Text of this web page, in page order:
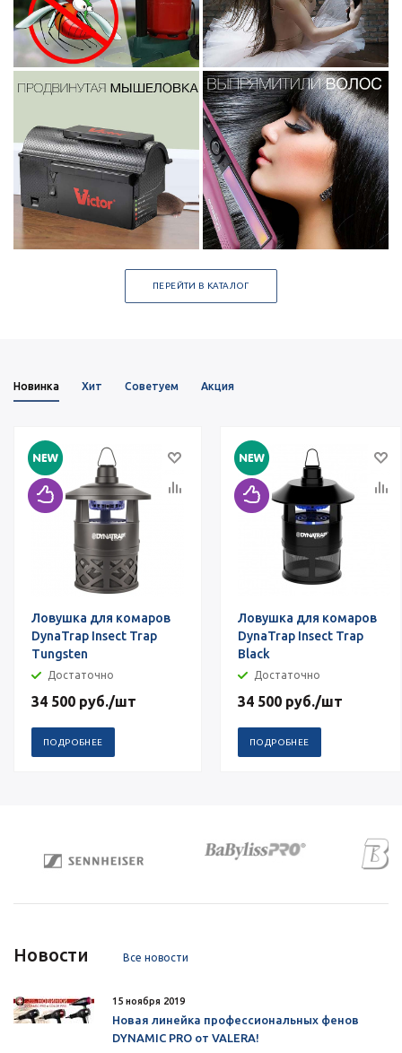
ПЕРЕЙТИ В КАТАЛОГ
Новинка Хит Советуем Акция
Ловушка для комаров
DynaTrap Insect Trap
Tungsten
Достаточно
34 500 руб./шт
ПОДРОБНЕЕ
Ловушка для комаров
DynaTrap Insect Trap
Black
Достаточно
34 500 руб./шт
ПОДРОБНЕЕ
Новости Все новости
15 ноября 2019
Новая линейка профессиональных фенов
DYNAMIC PRO от VALERA!